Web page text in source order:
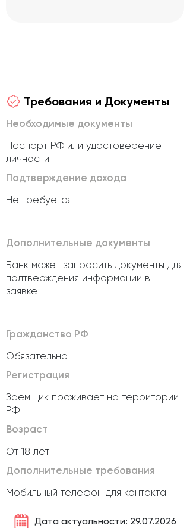
Требования и Документы
Необходимые документы
Паспорт РФ или удостоверение
личности
Подтверждение дохода
Не требуется
Дополнительные документы
Банк может запросить документы для
подтверждения информации в
заявке
Гражданство РФ
Обязательно
Регистрация
Заемщик проживает на территории
РФ
Возраст
От 18 лет
Дополнительные требования
Мобильный телефон для контакта
Дата актуальности: 29.07.2026